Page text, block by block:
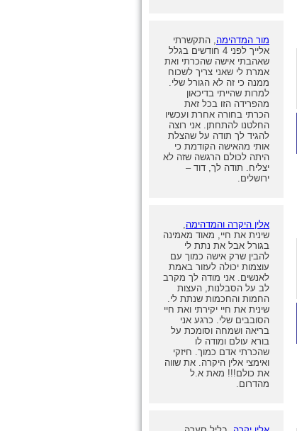
מור המדהימה, התקשרתי
אלייך לפני 4 חודשים בגלל
שאהבתי אישה שהכרתי ואת
אמרת לי שאני צריך לשכוח
ממנה כי זה לא הגורל שלי.
למרות שהייתי בדיכאון
מהפרידה הזו בכל זאת
הכרתי בחורה אחרת ועכשיו
החלטנו להתחתן. אני רוצה
להגיד לך תודה על שהצלת
אותי מהאישה הקודמת כי
היתה לכולם הרגשה שזה לא
יצליח. תודה לך, דוד –
ירושלים.
אלין היקרה והמדהימה,
שינית את חיי, מאוד מאמינה
בגורל אבל את נתת לי
להבין שרק אישה כמוך עם
עוצמות יכולה לעזור באמת
לאנשים. אני מודה לך מקרב
לב על הסבלנות, העצות
החמות והחכמות שנתת לי.
שינית את חיי יקירתי ואת חיי
הסובבים שלי. כרגע אני
בריאה ושמחה וסומכת על
בורא עולם ומודה לו
שהכרתי אדם כמוך. חיזקי
ואימצי אלין היקרה. את שווה
את כולם!!! מאת א.ל
מהדרום.